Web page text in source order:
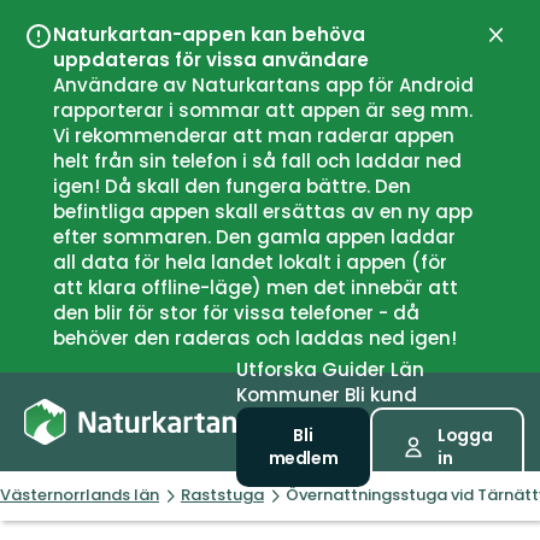
Naturkartan-appen kan behöva
uppdateras för vissa användare
Användare av Naturkartans app för Android
rapporterar i sommar att appen är seg mm.
Vi rekommenderar att man raderar appen
helt från sin telefon i så fall och laddar ned
igen! Då skall den fungera bättre. Den
befintliga appen skall ersättas av en ny app
efter sommaren. Den gamla appen laddar
all data för hela landet lokalt i appen (för
att klara offline-läge) men det innebär att
den blir för stor för vissa telefoner - då
behöver den raderas och laddas ned igen!
UtforskaGuiderLän
Kommuner Bli kund
Bli
medlem
Logga
in
Västernorrlands län Raststuga Övernattningsstuga vid